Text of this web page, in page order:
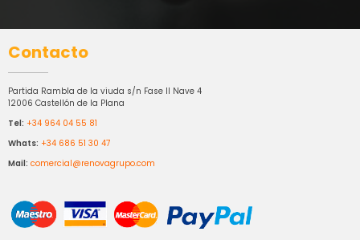
Contacto
Partida Rambla de la viuda s/n Fase II Nave 4
12006 Castellón de la Plana
Tel: +34 964 04 55 81
Whats: +34 686 51 30 47
Mail: comercial@renovagrupo.com